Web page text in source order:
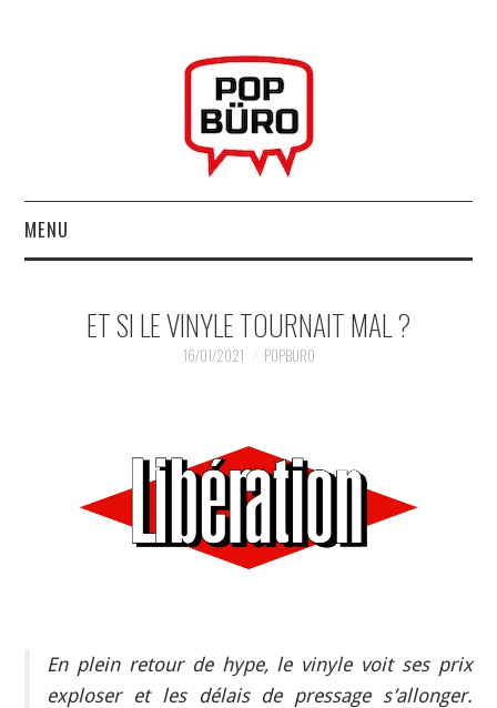
MENU
MUSIQUESACTUELLES.NET
LES LABELS
INDÉPENDANTS
ET SI LE VINYLE TOURNAIT MAL ?
16/01/2021 POPBURO
En plein retour de hype, le vinyle voit ses prix
exploser et les délais de pressage s’allonger.